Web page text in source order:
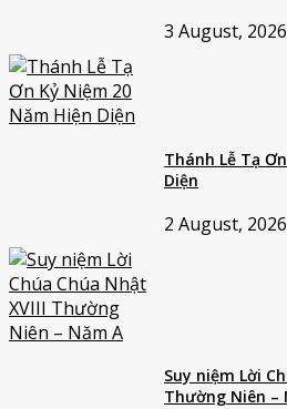
3 August, 2026
Thánh Lễ Tạ
Diện
2 August, 2026
Suy niệm Lời
Thường Niên –